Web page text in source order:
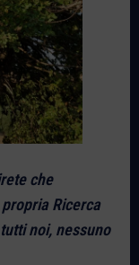
che
Ricerca
noi, nessuno